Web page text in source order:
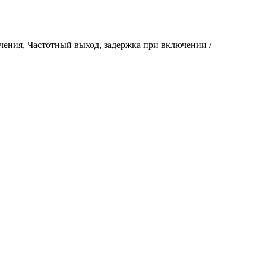
Частотный выход, задержка при включении /